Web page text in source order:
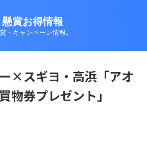
懸賞お得情報
・キャンペーン情報。
×スギヨ・高浜「アオ
物券プレゼント」